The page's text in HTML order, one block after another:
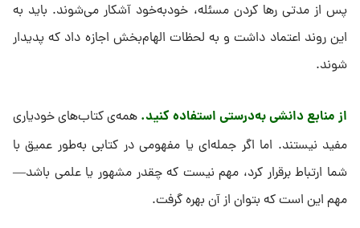
پس از مدتی رها کردن مسئله، خودبه‌خود آشکار می‌شوند. باید به
این روند اعتماد داشت و به لحظات الهام‌بخش اجازه داد که پدیدار
شوند.
از منابع دانشی به‌درستی استفاده کنید. همه‌ی کتاب‌های خودیاری
مفید نیستند. اما اگر جمله‌ای یا مفهومی در کتابی به‌طور عمیق با
شما ارتباط برقرار کرد، مهم نیست که چقدر مشهور یا علمی باشد—
مهم این است که بتوان از آن بهره گرفت.